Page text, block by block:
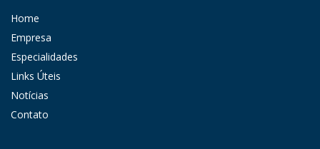
Home
Empresa
Especialidades
Links Úteis
Notícias
Contato